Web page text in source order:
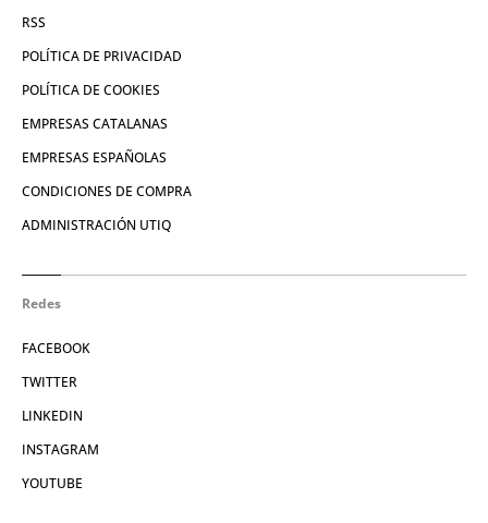
RSS
POLÍTICA DE PRIVACIDAD
POLÍTICA DE COOKIES
EMPRESAS CATALANAS
EMPRESAS ESPAÑOLAS
CONDICIONES DE COMPRA
ADMINISTRACIÓN UTIQ
Redes
FACEBOOK
TWITTER
LINKEDIN
INSTAGRAM
YOUTUBE